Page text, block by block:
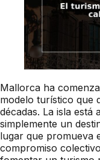
Mallorca ha
modelo turístico que
décadas. La isla está
simplemente un
lugar que promueva
compromiso